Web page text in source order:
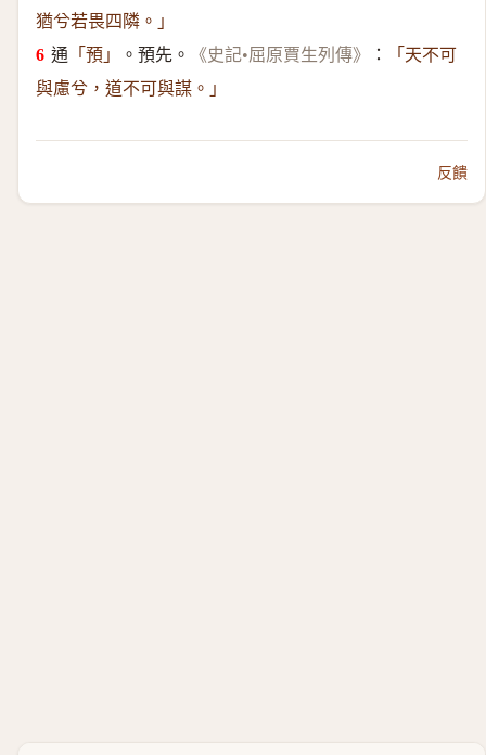
猶兮若畏四隣。」
通 「預」 。預先。 《史記•屈原賈生列傳》 ：
「天不可
與慮兮，道不可與謀。」
反饋